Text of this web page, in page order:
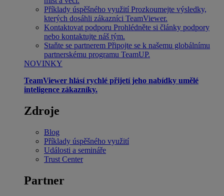
Příklady úspěšného využití Prozkoumejte výsledky,
kterých dosáhli zákazníci TeamViewer.
Kontaktovat podporu Prohlédněte si články podpory
nebo kontaktujte náš tým.
Staňte se partnerem Připojte se k našemu globálnímu
partnerskému programu TeamUP.
NOVINKY
TeamViewer hlásí rychlé přijetí jeho nabídky umělé
inteligence zákazníky.
Zdroje
Blog
Příklady úspěšného využití
Události a semináře
Trust Center
Partner